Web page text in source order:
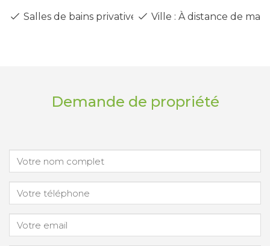
Salles de bains privatives Ville : À distance de
Demande de propriété